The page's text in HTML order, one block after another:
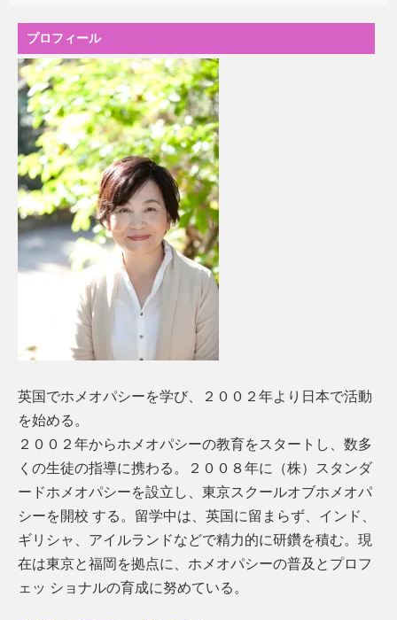
プロフィール
英国でホメオパシーを学び、２００２年より日本で活動
を始める。
２００２年からホメオパシーの教育をスタートし、数多
くの生徒の指導に携わる。２００８年に（株）スタンダ
ードホメオパシーを設立し、東京スクールオブホメオパ
シーを開校 する。留学中は、英国に留まらず、インド、
ギリシャ、アイルランドなどで精力的に研鑽を積む。現
在は東京と福岡を拠点に、ホメオパシーの普及とプロフ
ェッ ショナルの育成に努めている。